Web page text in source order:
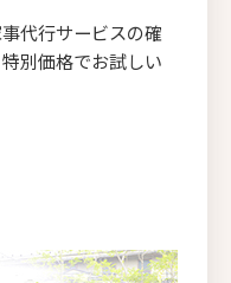
代行サービスの確
別価格でお試しい